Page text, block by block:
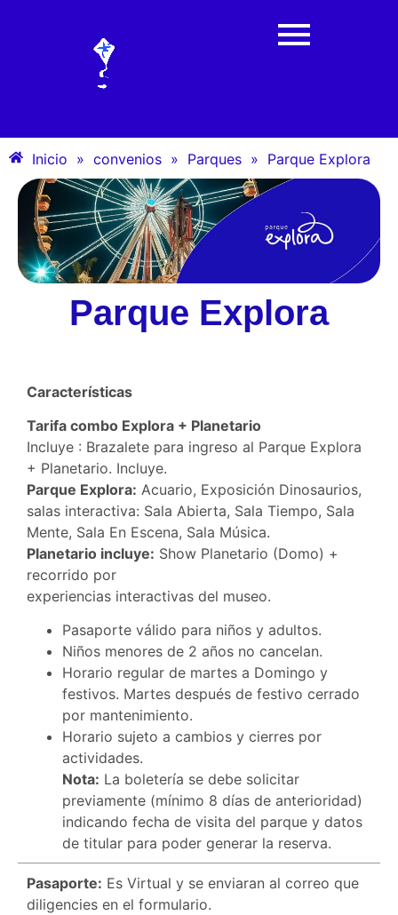
Inicio » convenios » Parques » Parque Explora
Parque Explora
Características
Tarifa combo Explora + Planetario
Incluye : Brazalete para ingreso al Parque Explora
+ Planetario. Incluye.
Parque Explora: Acuario, Exposición Dinosaurios,
salas interactiva: Sala Abierta, Sala Tiempo, Sala
Mente, Sala En Escena, Sala Música.
Planetario incluye: Show Planetario (Domo) +
recorrido por
experiencias interactivas del museo.
Pasaporte válido para niños y adultos.
Niños menores de 2 años no cancelan.
Horario regular de martes a Domingo y
festivos. Martes después de festivo cerrado
por mantenimiento.
Horario sujeto a cambios y cierres por
actividades.
Nota: La boletería se debe solicitar
previamente (mínimo 8 días de anterioridad)
indicando fecha de visita del parque y datos
de titular para poder generar la reserva.
Pasaporte: Es Virtual y se enviaran al correo que
diligencies en el formulario.